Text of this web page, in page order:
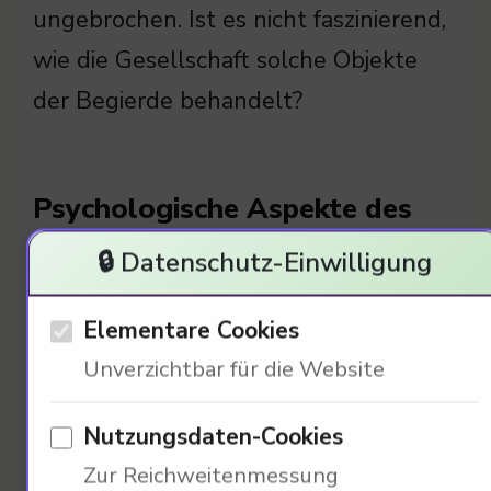
ungebrochen. Ist es nicht faszinierend,
wie die Gesellschaft solche Objekte
der Begierde behandelt?
Psychologische Aspekte des
Fahrzeugbesitzes
65
🔒 Datenschutz-Einwilligung
Elementare Cookies
Unverzichtbar für die Website
Nutzungsdaten-Cookies
Zur Reichweitenmessung